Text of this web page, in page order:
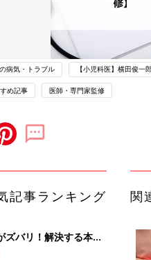
病気・トラブル 【小児科医】横田俊一
め記事 医師・専門家監修
記事ランキング
ズバリ！解決する本
夏号』 4カ月～2才
関